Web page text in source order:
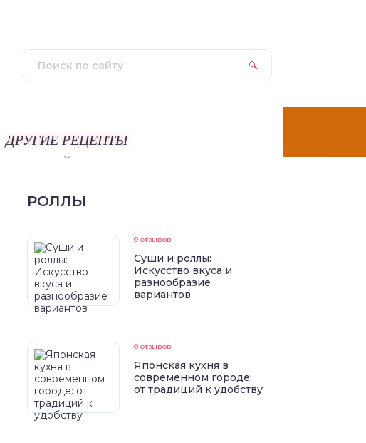
ДРУГИЕ РЕЦЕПТЫ
РОЛЛЫ
0 отзывов
Суши и роллы:
Искусство вкуса и
разнообразие
вариантов
0 отзывов
Японская кухня в
современном городе:
от традиций к удобству